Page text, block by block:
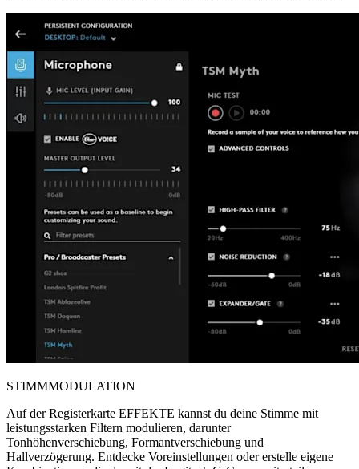
STIMMMODULATION
Auf der Registerkarte EFFEKTE kannst du deine Stimme mit
leistungsstarken Filtern modulieren, darunter
Tonhöhenverschiebung, Formantverschiebung und
Hallverzögerung. Entdecke Voreinstellungen oder erstelle eigene